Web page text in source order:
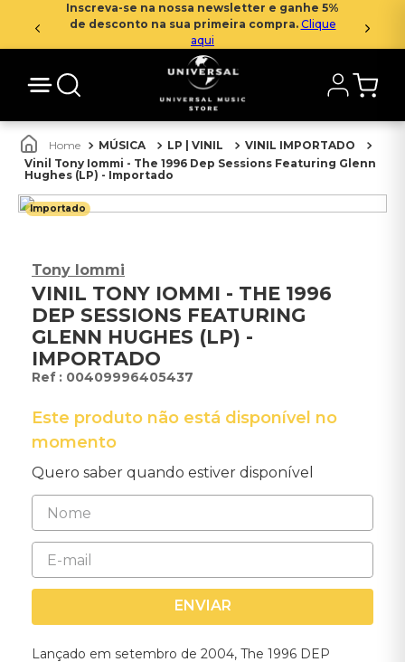
Inscreva-se na nossa newsletter e ganhe 5%
de desconto na sua primeira compra. Clique
aqui
MÚSICA LP | VINIL
VINIL IMPORTADO
Vinil Tony Iommi - The 1996 Dep Sessions Featuring Glenn
Hughes (LP) - Importado
Importado
Tony Iommi
VINIL TONY IOMMI - THE 1996
DEP SESSIONS FEATURING
GLENN HUGHES (LP) -
IMPORTADO
: 00409996405437
Este produto não está disponível no
momento
Quero saber quando estiver disponível
ENVIAR
Lançado em setembro de 2004, The 1996 DEP